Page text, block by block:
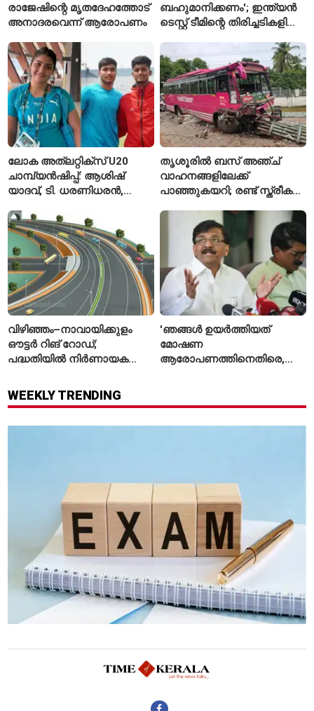
രാജേഷിന്റെ മൃതദേഹത്തോട്
അനാദരവെന്ന് ആരോപണം
ബഹുമാനിക്കണം'; ഇന്ത്യൻ
ടെസ്റ്റ് ടീമിന്റെ തിരിച്ചടികളിൽ
രഹാനെ
ലോക അത്‌ലറ്റിക്സ് U20
ചാമ്പ്യൻഷിപ്പ്: ആശിഷ്
യാദവ്, ടി. ധരണിധരൻ,
ഫൈനലിൽ
തൃശൂരിൽ ബസ് അഞ്ച്
വാഹനങ്ങളിലേക്ക്
പാഞ്ഞുകയറി; രണ്ട് സ്ത്രീകൾ
വിഴിഞ്ഞം–നാവായിക്കുളം
ഔട്ടർ റിങ് റോഡ്;
പദ്ധതിയിൽ നിർണായക
വിശദീകരണം
'ഞങ്ങൾ ഉയർത്തിയത്
മോഷണ
ആരോപണത്തിനെതിരെ,
സഞ്ജയ് റാവത്ത്
WEEKLY TRENDING